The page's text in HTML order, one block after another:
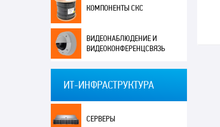
КОМПОНЕНТЫ СКС
ВИДЕОНАБЛЮДЕНИЕ И
ВИДЕОКОНФЕРЕНЦСВЯЗЬ
ИТ-ИНФРАСТРУКТУРА
СЕРВЕРЫ